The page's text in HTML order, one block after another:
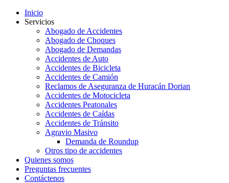
Inicio
Servicios
Abogado de Accidentes
Abogado de Choques
Abogado de Demandas
Accidentes de Auto
Accidentes de Bicicleta
Accidentes de Camión
Reclamos de Aseguranza de Huracán Dorian
Accidentes de Motocicleta
Accidentes Peatonales
Accidentes de Caídas
Accidentes de Tránsito
Agravio Masivo
Demanda de Roundup
Otros tipo de accidentes
Quienes somos
Preguntas frecuentes
Contáctenos